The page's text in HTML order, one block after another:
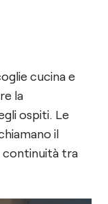
cucina e
la
ospiti. Le
il
tra